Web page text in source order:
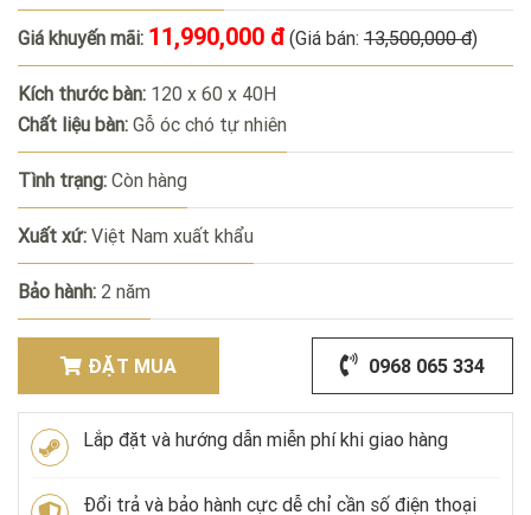
Giá khuyến mãi: 11,990,000 đ (Giá bán: 13,500,000 đ)
Kích thước bàn: 120 x 60 x 40H
Chất liệu bàn: Gỗ óc chó tự nhiên
Tình trạng: Còn hàng
Xuất xứ: Việt Nam xuất khẩu
Bảo hành: 2 năm
ĐẶT MUA 0968 065 334
Lắp đặt và hướng dẫn miễn phí khi giao hàng
Đổi trả và bảo hành cực dễ chỉ cần số điện thoại